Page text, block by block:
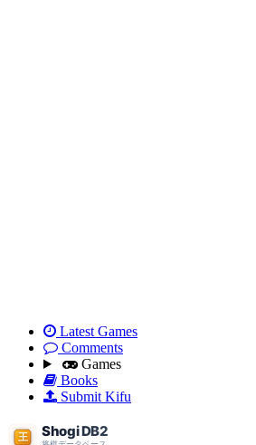
Latest Games
Comments
Games
Books
Submit Kifu